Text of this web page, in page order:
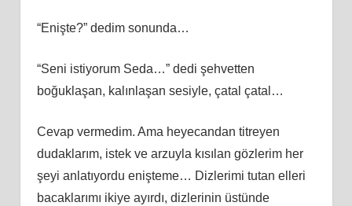
“Enişte?” dedim sonunda…
“Seni istiyorum Seda…” dedi şehvetten
boğuklaşan, kalınlaşan sesiyle, çatal çatal…
Cevap vermedim. Ama heyecandan titreyen
dudaklarım, istek ve arzuyla kısılan gözlerim her
şeyi anlatıyordu enişteme… Dizlerimi tutan elleri
bacaklarımı ikiye ayırdı, dizlerinin üstünde